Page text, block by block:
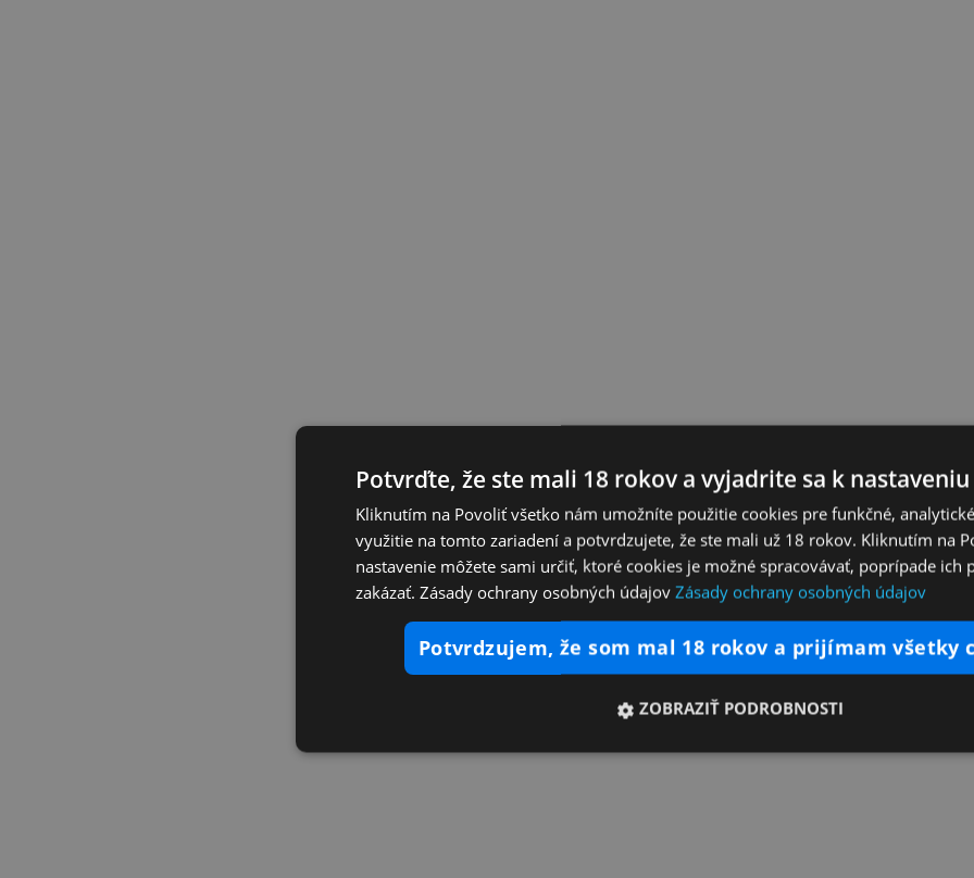
Potvrďte, že ste mali 18 rokov a vyjadrite sa k
Kliknutím na Povoliť všetko nám umožníte použitie cookies pre funkčné,
využitie na tomto zariadení a potvrdzujete, že ste mali už 18 rokov. Kliknutím na
nastavenie môžete sami určiť, ktoré cookies je možné spracovávať, poprípade ich
zakázať. Zásady ochrany osobných údajov Zásady ochrany osobných údajov
potvrdzujem, že som mal 18 rokov a prijímam všetky
ZOBRAZIŤ PODROBNOSTI